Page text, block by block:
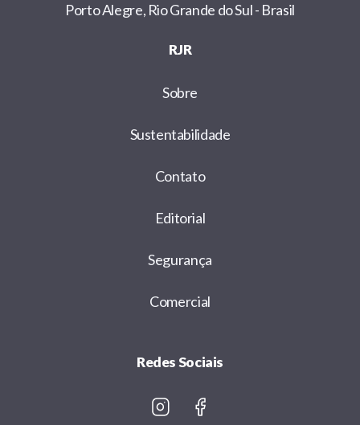
Porto Alegre, Rio Grande do Sul - Brasil
RJR
Sobre
Sustentabilidade
Contato
Editorial
Segurança
Comercial
Redes Sociais